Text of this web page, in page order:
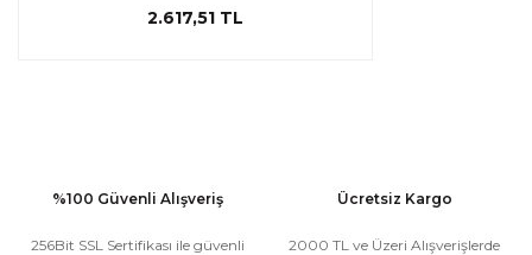
2.617,51 TL
%100 Güvenli Alışveriş
256Bit SSL Sertifikası ile güvenli
Ücretsiz Kargo
2000 TL ve Üzeri Alışverişlerde